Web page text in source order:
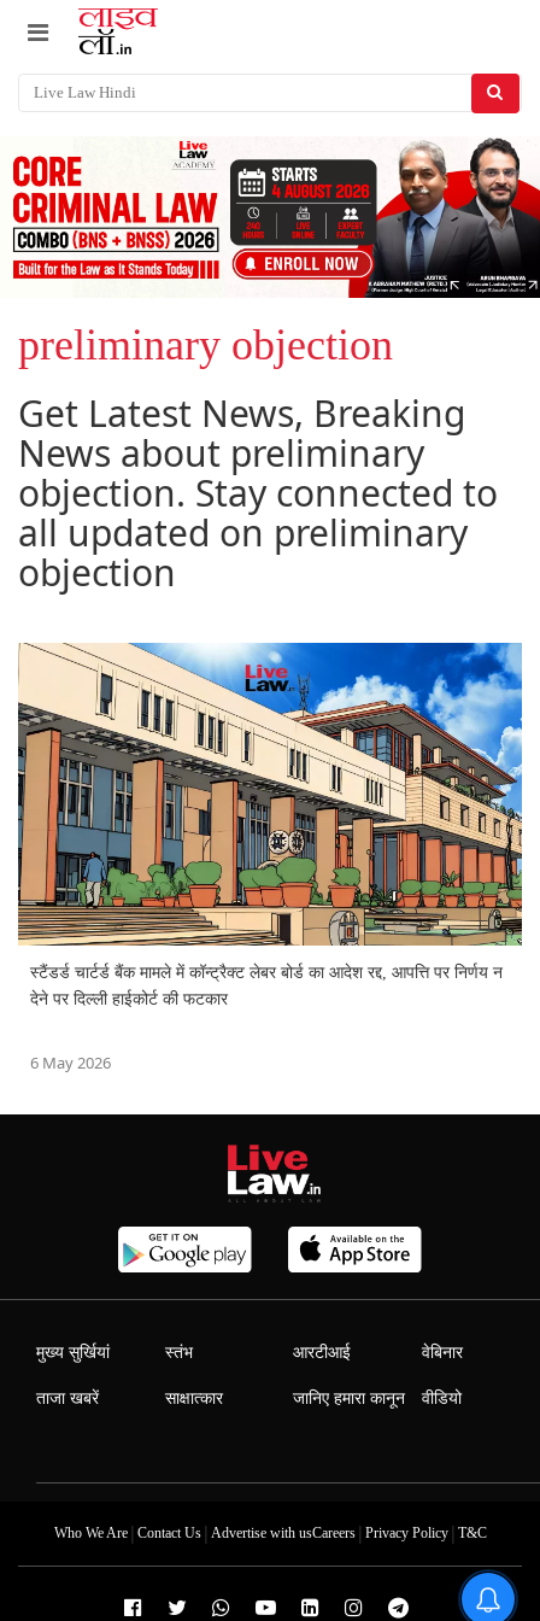
preliminary objection
Get Latest News, Breaking
News about preliminary
objection. Stay connected to
all updated on preliminary
objection
स्टैंडर्ड चार्टर्ड बैंक मामले में कॉन्ट्रैक्ट लेबर बोर्ड का आदेश रद्द, आपत्ति पर निर्णय न
देने पर दिल्ली हाईकोर्ट की फटकार
6 May 2026
मुख्य सुर्खियां
ताजा खबरें
स्तंभ
साक्षात्कार
आरटीआई
जानिए हमारा कानून
वेबिनार
वीडियो
Who We Are| Contact Us| Advertise with usCareers| Privacy Policy| T&C